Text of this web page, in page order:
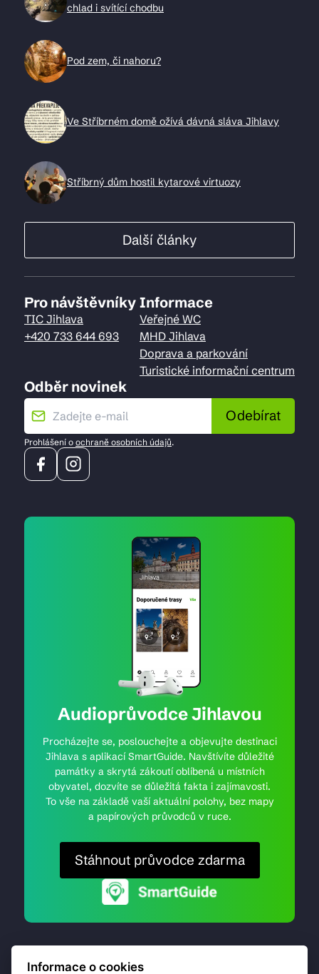
chlad i svítící chodbu
Pod zem, či nahoru?
Ve Stříbrném domě ožívá dávná sláva Jihlavy
Stříbrný dům hostil kytarové virtuozy
Další články
Pro návštěvníky
TIC Jihlava
+420 733 644 693
Informace
Veřejné WC
MHD Jihlava
Doprava a parkování
Turistické informační centrum
Odběr novinek
Odebírat
Prohlášení o ochraně osobních údajů.
Audioprůvodce Jihlavou
Procházejte se, poslouchejte a objevujte destinaci
Jihlava s aplikací SmartGuide. Navštívíte důležité
památky a skrytá zákoutí oblíbená u místních
obyvatel, dozvíte se důležitá fakta i zajímavosti.
To vše na základě vaší aktuální polohy, bez mapy
a papírových průvodců v ruce.
Stáhnout průvodce zdarma
Informace o cookies